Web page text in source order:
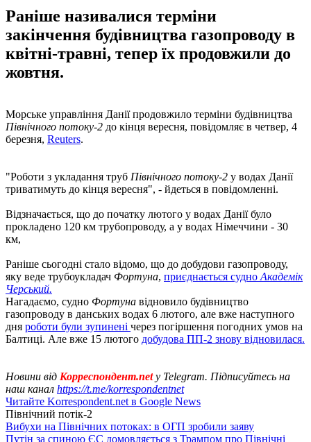
Раніше називалися терміни
закінчення будівництва газопроводу в
квітні-травні, тепер їх продовжили до
жовтня.
Морське управління Данії продовжило терміни будівництва
Північного потоку-2 до кінця вересня, повідомляє в четвер, 4
березня, Reuters.
"Роботи з укладання труб Північного потоку-2 у водах Данії
триватимуть до кінця вересня", - йдеться в повідомленні.
Відзначається, що до початку лютого у водах Данії було
прокладено 120 км трубопроводу, а у водах Німеччини - 30
км,
Раніше сьогодні стало відомо, що до добудови газопроводу,
яку веде трубоукладач Фортуна, приєднається судно Академік
Черський.
Нагадаємо, судно Фортуна відновило будівництво
газопроводу в данських водах 6 лютого, але вже наступного
дня роботи були зупинені через погіршення погодних умов на
Балтиці. Але вже 15 лютого добудова ПП-2 знову відновилася.
Новини від Корреспондент.netу Telegram. Підписуйтесь на
наш канал https://t.me/korrespondentnet
Читайте Korrespondent.net в Google News
Північний потік-2
Вибухи на Північних потоках: в ОГП зробили заяву
Путін за спиною ЄС домовляється з Трампом про Північні